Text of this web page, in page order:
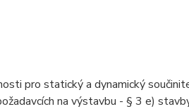
pro statický a dynamický
na výstavbu - § 3 e)